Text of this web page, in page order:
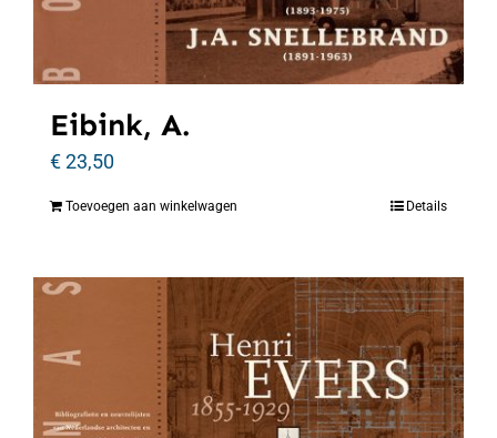
Eibink, A.
€23,50
Toevoegen aan winkelwagen Details